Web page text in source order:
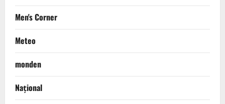
Men's Corner
Meteo
monden
Național